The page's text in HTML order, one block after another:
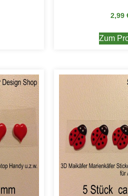
2,99
Zum